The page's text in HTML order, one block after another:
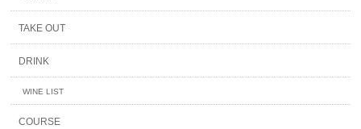
TAKE OUT
DRINK
WINE LIST
COURSE